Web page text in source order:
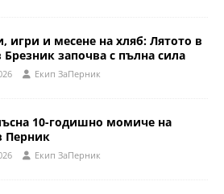
игри и месене на хляб: Лятото в
Брезник започва с пълна сила
Eкип ЗаПерник
10-годишно момиче на
Перник
Eкип ЗаПерник